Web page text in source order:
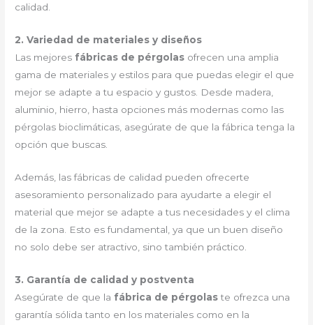
calidad.
2. Variedad de materiales y diseños
Las mejores fábricas de pérgolas ofrecen una amplia
gama de materiales y estilos para que puedas elegir el que
mejor se adapte a tu espacio y gustos. Desde madera,
aluminio, hierro, hasta opciones más modernas como las
pérgolas bioclimáticas, asegúrate de que la fábrica tenga la
opción que buscas.
Además, las fábricas de calidad pueden ofrecerte
asesoramiento personalizado para ayudarte a elegir el
material que mejor se adapte a tus necesidades y el clima
de la zona. Esto es fundamental, ya que un buen diseño
no solo debe ser atractivo, sino también práctico.
3. Garantía de calidad y postventa
Asegúrate de que la fábrica de pérgolaste ofrezca una
garantía sólida tanto en los materiales como en la